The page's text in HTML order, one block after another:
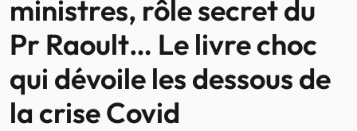
ministres, rôle secret du
Pr Raoult… Le livre choc
qui dévoile les dessous de
la crise Covid